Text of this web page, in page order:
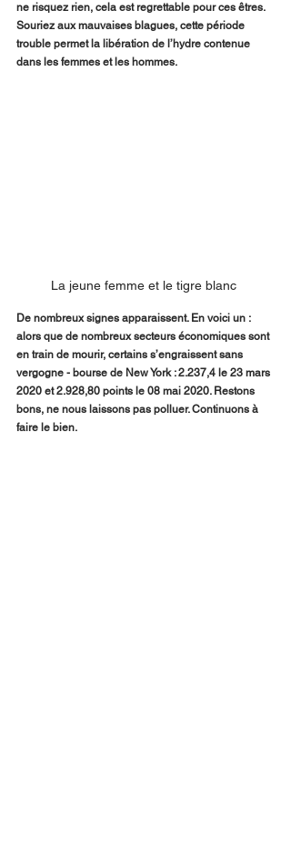
ne risquez rien, cela est regrettable pour ces êtres.
Souriez aux mauvaises blagues, cette période
trouble permet la libération de l’hydre contenue
dans les femmes et les hommes.
La jeune femme et le tigre blanc
De nombreux signes apparaissent. En voici un :
alors que de nombreux secteurs économiques sont
en train de mourir, certains s’engraissent sans
vergogne - bourse de New York : 2.237,4 le 23 mars
2020 et 2.928,80 points le 08 mai 2020. Restons
bons, ne nous laissons pas polluer. Continuons à
faire le bien.